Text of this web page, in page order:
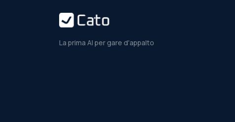
La prima AI per gare d'appalto